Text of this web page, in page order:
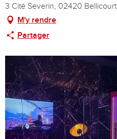
3 Cité Severin, 02420 Bellicourt
M'y rendre
Partager